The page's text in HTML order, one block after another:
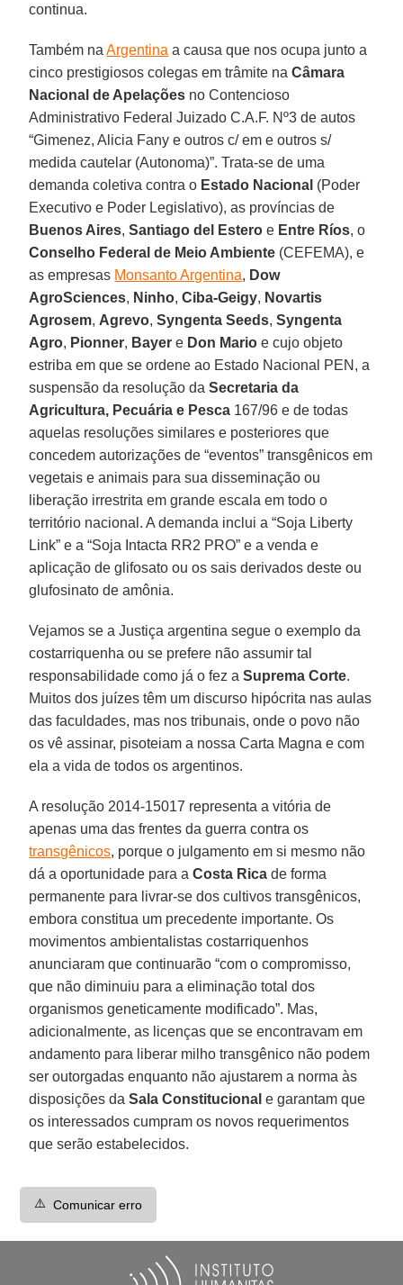
continua.
Também naArgentina a causa que nos ocupa junto a
cinco prestigiosos colegas em trâmite naCâmara
Nacional de Apelações no Contencioso
Administrativo Federal Juizado C.A.F. Nº3 de autos
“Gimenez, Alicia Fany e outros c/ em e outros s/
medida cautelar (Autonoma)”. Trata-se de uma
demanda coletiva contra o Estado Nacional (Poder
Executivo e Poder Legislativo), as províncias de
Buenos Aires,Santiago del Estero e Entre Ríos, o
Conselho Federal de Meio Ambiente (CEFEMA), e
as empresas Monsanto Argentina, Dow
AgroSciences, Ninho,Ciba-Geigy, Novartis
Agrosem, Agrevo,Syngenta Seeds,Syngenta
Agro, Pionner, Bayer e Don Mario e cujo objeto
estriba em que se ordene ao Estado Nacional PEN, a
suspensão da resolução daSecretaria da
Agricultura, Pecuária e Pesca 167/96 e de todas
aquelas resoluções similares e posteriores que
concedem autorizações de “eventos” transgênicos em
vegetais e animais para sua disseminação ou
liberação irrestrita em grande escala em todo o
território nacional. A demanda inclui a “Soja Liberty
Link” e a “Soja Intacta RR2 PRO” e a venda e
aplicação de glifosato ou os sais derivados deste ou
glufosinato de amônia.
Vejamos se a Justiça argentina segue o exemplo da
costarriquenha ou se prefere não assumir tal
responsabilidade como já o fez aSuprema Corte.
Muitos dos juízes têm um discurso hipócrita nas aulas
das faculdades, mas nos tribunais, onde o povo não
os vê assinar, pisoteiam a nossa Carta Magna e com
ela a vida de todos os argentinos.
A resolução 2014-15017 representa a vitória de
apenas uma das frentes da guerra contra os
transgênicos, porque o julgamento em si mesmo não
dá a oportunidade para aCosta Rica de forma
permanente para livrar-se dos cultivos transgênicos,
embora constitua um precedente importante. Os
movimentos ambientalistas costarriquenhos
anunciaram que continuarão “com o compromisso,
que não diminuiu para a eliminação total dos
organismos geneticamente modificado”. Mas,
adicionalmente, as licenças que se encontravam em
andamento para liberar milho transgênico não podem
ser outorgadas enquanto não ajustarem a norma às
disposições daSala Constitucional e garantam que
os interessados cumpram os novos requerimentos
que serão estabelecidos.
⚠️ Comunicar erro